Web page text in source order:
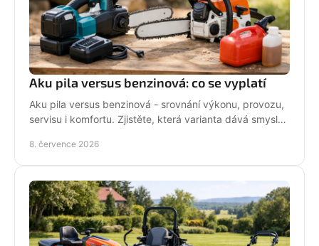
Aku pila versus benzinová: co se vyplatí
Aku pila versus benzinová - srovnání výkonu, provozu,
servisu i komfortu. Zjistěte, která varianta dává smysl
8. července 2026